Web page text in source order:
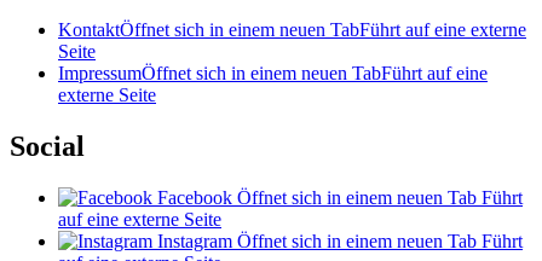
KontaktÖffnet sich in einem neuen TabFührt auf eine externe
Seite
ImpressumÖffnet sich in einem neuen TabFührt auf eine
externe Seite
Social
Facebook Öffnet sich in einem neuen Tab Führt
auf eine externe Seite
Instagram Öffnet sich in einem neuen Tab Führt